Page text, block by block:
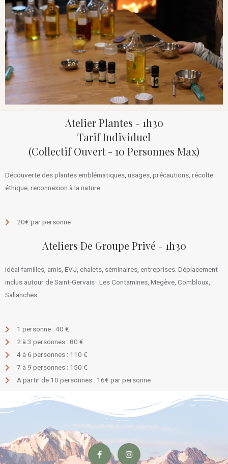
Atelier Plantes - 1h30
Tarif Individuel
(collectif Ouvert - 10 Personnes Max)
Découverte des plantes emblématiques, usages, précautions, récolte
éthique, reconnexion à la nature.
20€ par personne
Ateliers De Groupe Privé - 1h30
Idéal familles, amis, EVJ, chalets, séminaires, entreprises. Déplacement
inclus autour de Saint-Gervais : Les Contamines, Megève, Combloux,
Sallanches.
1 personne : 40 €
2 à 3 personnes : 80 €
4 à 6 personnes : 110 €
7 à 9 personnes : 150 €
A partir de 10 personnes : 16€ par personne